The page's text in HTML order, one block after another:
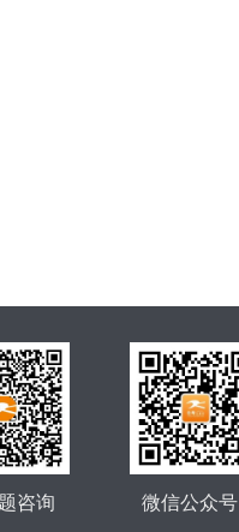
微信公众号
咨询